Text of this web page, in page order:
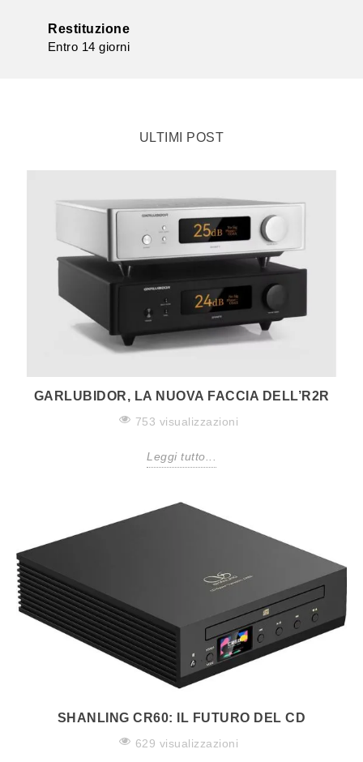
Restituzione
Entro 14 giorni
ULTIMI POST
GARLUBIDOR, LA NUOVA FACCIA DELL’R2R
753 visualizzazioni
Leggi tutto...
SHANLING CR60: IL FUTURO DEL CD
629 visualizzazioni